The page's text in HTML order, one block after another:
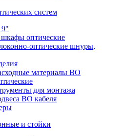
систем
оптические
оптические шнуры,
материалы ВО
для монтажа
ВО кабеля
и стойки